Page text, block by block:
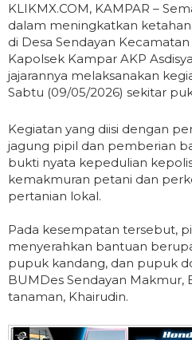
KLIKMX.COM, KAMPAR –
dalam meningkatkan
di Desa Sendayan
Kapolsek Kampar AKP
jajarannya melaksanakan
Sabtu (09/05/2026) sekitar
Kegiatan yang diisi dengan
jagung pipil dan pemberian
bukti nyata kepedulian
kemakmuran petani dan
pertanian lokal.
Pada kesempatan tersebut,
menyerahkan bantuan
pupuk kandang, dan pupuk
BUMDes Sendayan Makmur,
tanaman, Khairudin.